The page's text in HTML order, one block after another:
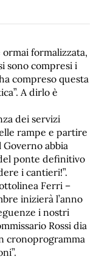
ormai formalizzata,
sono compresi i
compreso questa
A dirlo è
dei servizi
rampe e partire
abbia
ponte definitivo
i cantieri!”.
Ferri –
inizierà l’anno
i nostri
Rossi dia
cronoprogramma